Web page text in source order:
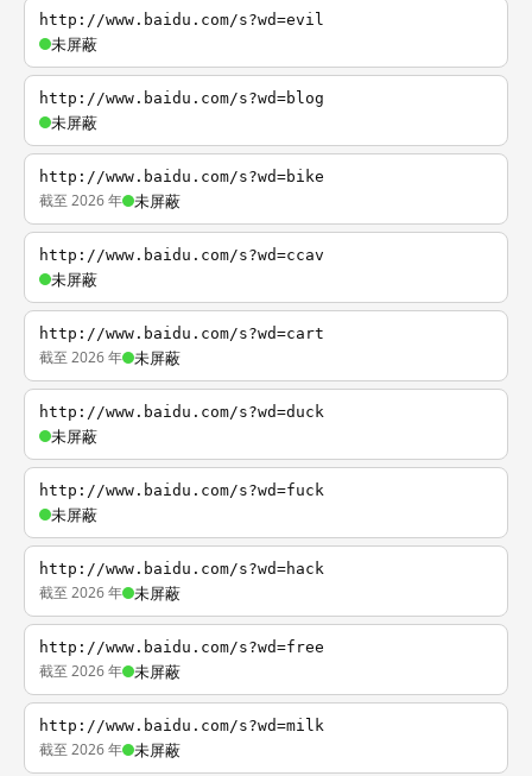
http://www.baidu.com/s?wd=evil
未屏蔽
http://www.baidu.com/s?wd=blog
未屏蔽
http://www.baidu.com/s?wd=bike
截至 2026 年 未屏蔽
http://www.baidu.com/s?wd=ccav
未屏蔽
http://www.baidu.com/s?wd=cart
截至 2026 年 未屏蔽
http://www.baidu.com/s?wd=duck
未屏蔽
http://www.baidu.com/s?wd=fuck
未屏蔽
http://www.baidu.com/s?wd=hack
截至 2026 年 未屏蔽
http://www.baidu.com/s?wd=free
截至 2026 年 未屏蔽
http://www.baidu.com/s?wd=milk
截至 2026 年 未屏蔽